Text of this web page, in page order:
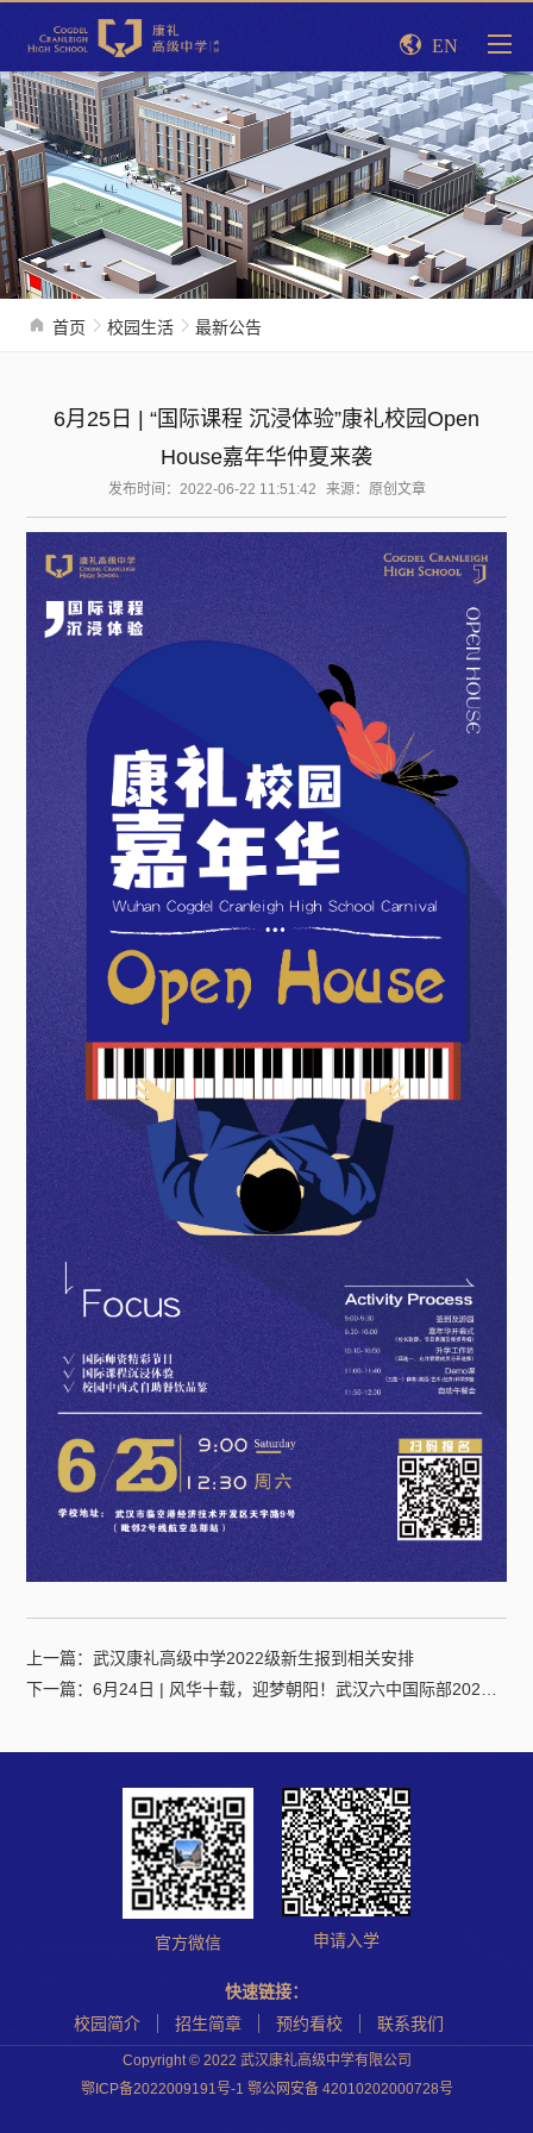
EN
首页 校园生活 最新公告
6月25日 | “国际课程 沉浸体验”康礼校园Open
House嘉年华仲夏来袭
发布时间：2022-06-22 11:51:42 来源：原创文章
上一篇：武汉康礼高级中学2022级新生报到相关安排
下一篇：6月24日 | 风华十载，迎梦朝阳！武汉六中国际部2022届毕业典礼暨康礼高级中学落成典礼邀您共赏！
官方微信 申请入学
快速链接：
校园简介
招生简章 预约看校 联系我们
Copyright © 2022 武汉康礼高级中学有限公司
鄂ICP备2022009191号-1 鄂公网安备 42010202000728号